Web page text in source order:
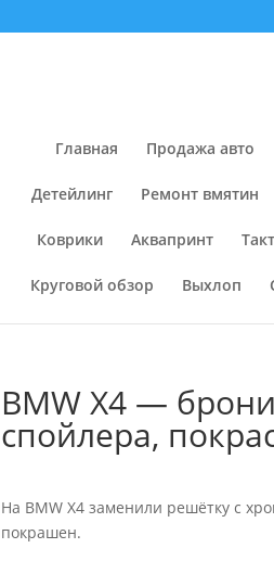
Главная Продажа авто
Детейлинг Ремонт вмятин
Коврики Аквапринт
Круговой обзор Выхлоп
BMW X4 —
спойлера,
На BMW X4 заменили решётку с
покрашен.